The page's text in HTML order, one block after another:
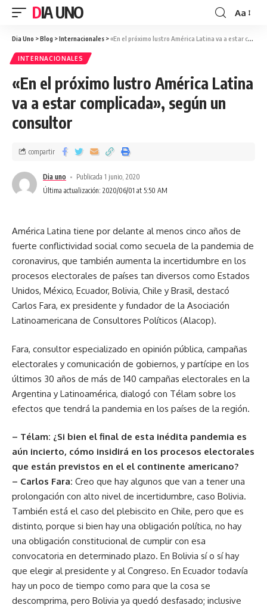
DIA UNO Aa
Dia Uno >Blog >Internacionales >«En el próximo lustro América Latina va a estar complicada», según un consultor
INTERNACIONALES
«En el próximo lustro América Latina
va a estar complicada», según un
consultor
Última actualización: 2020/06/01 at 5:50 AM
Dia uno Publicada 1 junio, 2020
compartir
América Latina tiene por delante al menos cinco años de
fuerte conflictividad social como secuela de la pandemia de
coronavirus, que también aumenta la incertidumbre en los
procesos electorales de países tan diversos como Estados
Unidos, México, Ecuador, Bolivia, Chile y Brasil, destacó
Carlos Fara, ex presidente y fundador de la Asociación
Latinoamericana de Consultores Políticos (Alacop).
Fara, consultor especializado en opinión pública, campañas
electorales y comunicación de gobiernos, y partícipe en los
últimos 30 años de más de 140 campañas electorales en la
Argentina y Latinoamérica, dialogó con Télam sobre los
efectos que tendrá la pandemia en los países de la región.
– Télam: ¿Si bien el final de esta inédita pandemia es
aún incierto, cómo insidirá en los procesos electorales
que están previstos en el el continente americano?
– Carlos Fara: Creo que hay algunos que van a tener una
prolongación con alto nivel de incertidumbre, caso Bolivia.
También está el caso del plebiscito en Chile, pero que es
distinto, porque si bien hay una obligación política, no hay
una obligación constitucional de cumplir con esa
convocatoria en determinado plazo. En Bolivia sí o sí hay
que elegir al presidente y al Congreso. En Ecuador todavía
hay un poco de tiempo como para que la cosa se
descomprima, pero Bolivia ya quedó desfasado; inclusive